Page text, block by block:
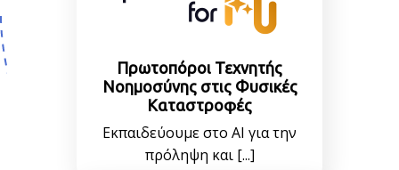
Πρωτοπόροι Τεχνητής
Νοημοσύνης στις Φυσικές
Καταστροφές
Εκπαιδεύουμε στο AI για την
πρόληψη και [...]